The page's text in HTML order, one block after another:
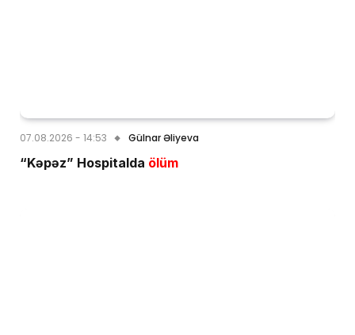
07.08.2026 - 14:53 Gülnar Əliyeva
“Kəpəz” Hospitalda ölüm